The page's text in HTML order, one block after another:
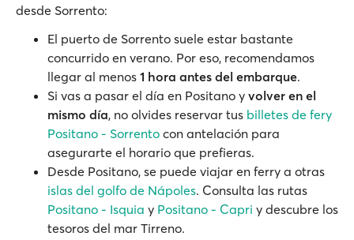
desde Sorrento:
El puerto de Sorrento suele estar bastante
concurrido en verano. Por eso, recomendamos
llegar al menos 1 hora antes del embarque.
Si vas a pasar el día en Positano y volver en el
mismo día, no olvides reservar tus billetes de fery
Positano - Sorrento con antelación para
asegurarte el horario que prefieras.
Desde Positano, se puede viajar en ferry a otras
islas del golfo de Nápoles. Consulta las rutas
Positano - Isquia y Positano - Capri y descubre los
tesoros del mar Tirreno.